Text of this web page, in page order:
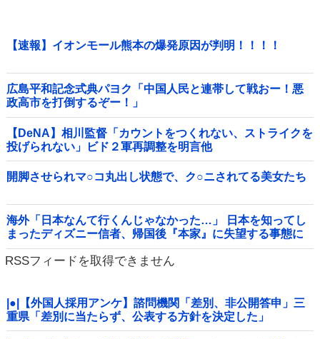
【速報】イオンモール熊本の爆発原因が判明！！！！
広島平和記念式典パヨク「中国人民と連帯して戦おー！悪
政高市を打倒するぞー！」
【DeNA】相川監督「カウントをつくれない、ストライクを
投げられない」ビド２軍再調整を明言他
開脚させられマ○コ丸出し状態で、ク○ニされてる美女たち
海外「日本なんて行くんじゃなかった…」 日本を知ってし
まったディズニー信者、帰国後『本家』に失望する事態に
RSSフィードを取得できません
|●|【外国人採用アンケ】諮問機関「差別、非公開答申」三
重県「差別に当たらず、公表する方針を決定した」